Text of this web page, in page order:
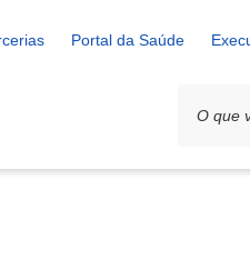
Portal da Saúde